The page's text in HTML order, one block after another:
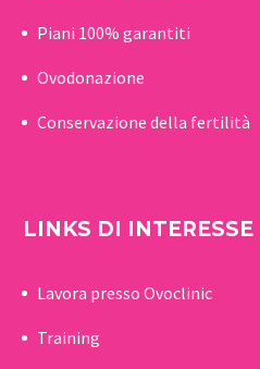
Piani 100% garantiti
Ovodonazione
Conservazione della fertilità
LINKS DI INTERESSE
Lavora presso Ovoclinic
Training